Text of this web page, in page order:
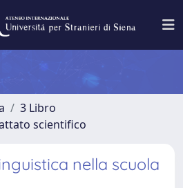
3 Libro
scientifico
nella scuola